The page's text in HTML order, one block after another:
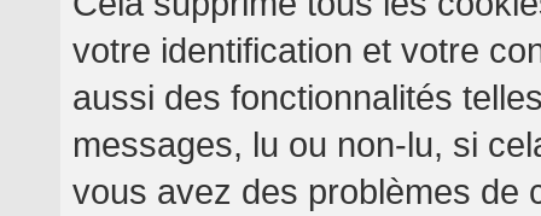
votre identification et votre
aussi des fonctionnalités
messages, lu ou non-lu, si
vous avez des problèmes de